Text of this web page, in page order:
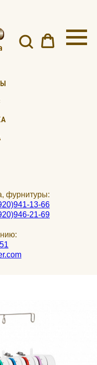
фурнитуры:
13-66
21-69